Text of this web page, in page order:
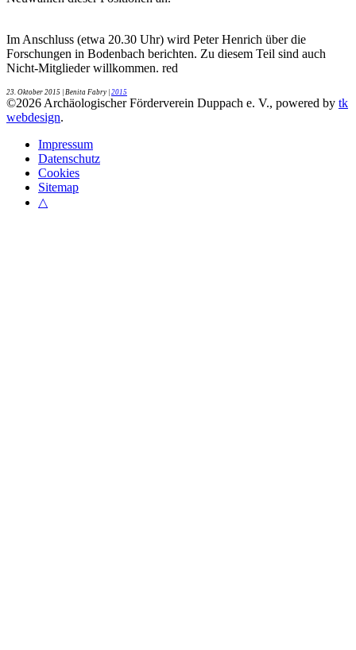
Im Anschluss (etwa 20.30 Uhr) wird Peter Henrich über die
Forschungen in Bodenbach berichten. Zu diesem Teil sind auch
Nicht-Mitglieder willkommen. red
23. Oktober 2015 | Benita Fabry | 2015
©2026 Archäologischer Förderverein Duppach e. V., powered by tk
webdesign.
Impressum
Datenschutz
Cookies
Sitemap
△